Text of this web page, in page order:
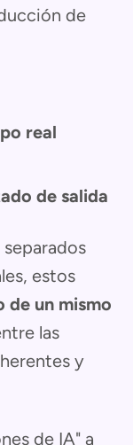
de
real
de salida
estos
un mismo
las
y
de IA" a